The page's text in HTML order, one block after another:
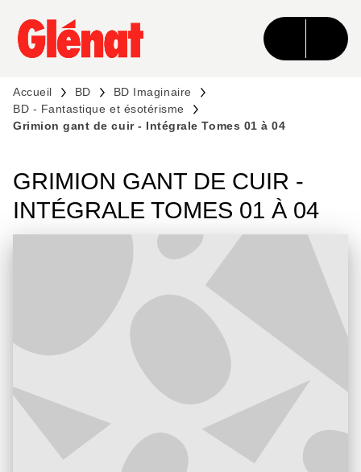
MENU RECHERCHE CONTENU
PIED DE PAGE
Accueil BD
BD Imaginaire
BD - Fantastique et ésotérisme
Grimion gant de cuir - Intégrale Tomes 01 à 04
GRIMION GANT DE CUIR -
INTÉGRALE TOMES 01 À 04